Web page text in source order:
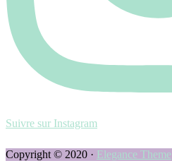
Suivre sur Instagram
Copyright © 2020 · Elegance Theme